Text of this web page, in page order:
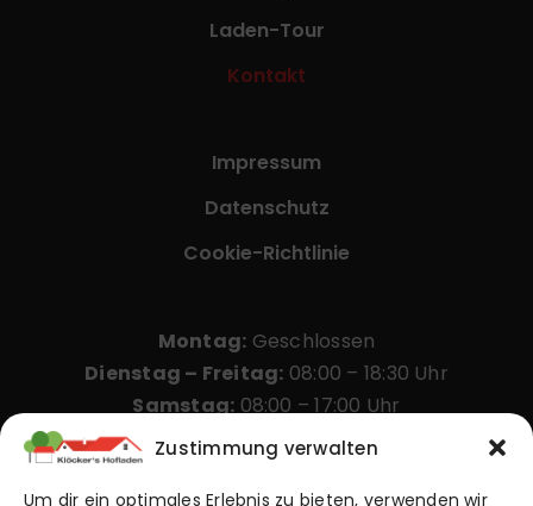
Zustimmung verwalten
Um dir ein optimales Erlebnis zu bieten, verwenden wir
Laden-Tour
Kontakt
Impressum
Datenschutz
Cookie-Richtlinie
Montag: Geschlossen
Dienstag – Freitag: 08:00 – 18:30 Uhr
Samstag: 08:00 – 17:00 Uhr
Sonntag & Feiertage: 10:00 – 17:00 Uhr
Feiertagen ggf. abweichend)